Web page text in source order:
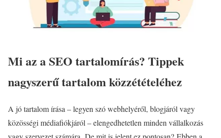
Mi az a SEO tartalomírás? Tippek
nagyszerű tartalom közzétételéhez
A jó tartalom írása – legyen szó webhelyéről, blogjáról vagy
közösségi médiafiókjáról – elengedhetetlen minden vállalkozás